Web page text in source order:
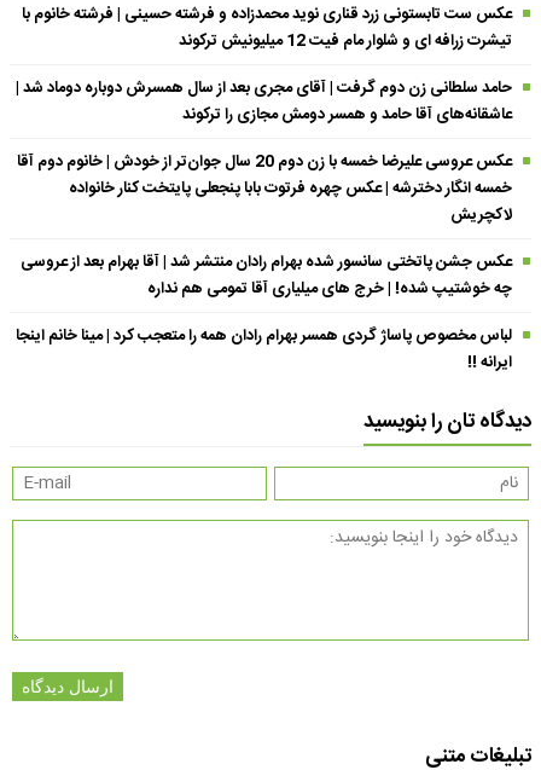
عکس ست تابستونی زرد قناری نوید محمدزاده و فرشته حسینی | فرشته خانوم با
تیشرت زرافه ای و شلوار مام فیت 12 میلیونیش ترکوند
حامد سلطانی زن دوم گرفت | آقای مجری بعد از سال همسرش دوباره دوماد شد |
عاشقانه‌های آقا حامد و همسر دومش مجازی را ترکوند
عکس عروسی علیرضا خمسه با زن دوم 20 سال جوان‌تر از خودش | خانوم دوم آقا
خمسه انگار دخترشه | عکس چهره فرتوت بابا پنجعلی پایتخت کنار خانواده
لاکچریش
عکس جشن پاتختی سانسور شده بهرام رادان منتشر شد | آقا بهرام بعد از عروسی
چه خوشتیپ شده! | خرج های میلیاری آقا تمومی هم نداره
لباس مخصوص پاساژ گردی همسر بهرام رادان همه را متعجب کرد | مینا خانم اینجا
ایرانه !!
دیدگاه تان را بنویسید
ارسال دیدگاه
تبلیغات متنی